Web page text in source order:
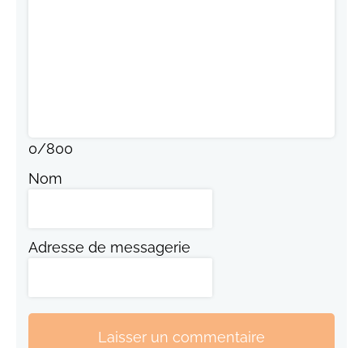
0/800
Nom
Adresse de messagerie
Laisser un commentaire